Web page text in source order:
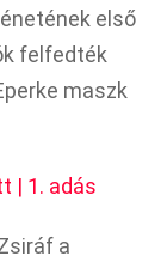
első
felfedték
maszk
| 1. adás
a